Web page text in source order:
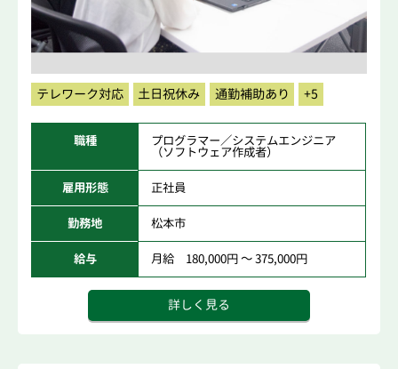
テレワーク対応 土日祝休み 通勤補助あり +5
職種 プログラマー／システムエンジニア
（ソフトウェア作成者）
雇用形態 正社員
勤務地 松本市
給与 月給 180,000円 ～ 375,000円
詳しく見る